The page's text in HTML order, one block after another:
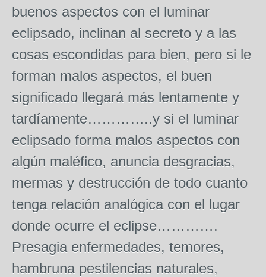
buenos aspectos con el luminar
eclipsado, inclinan al secreto y a las
cosas escondidas para bien, pero si le
forman malos aspectos, el buen
significado llegará más lentamente y
tardíamente…………..y si el luminar
eclipsado forma malos aspectos con
algún maléfico, anuncia desgracias,
mermas y destrucción de todo cuanto
tenga relación analógica con el lugar
donde ocurre el eclipse………….
Presagia enfermedades, temores,
hambruna pestilencias naturales,